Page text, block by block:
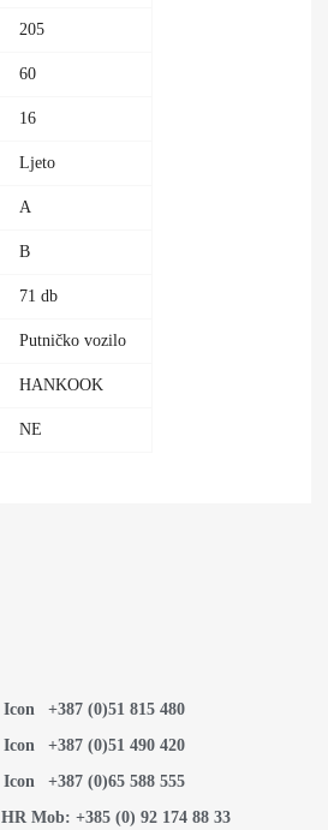
205
60
16
Ljeto
A
B
71 db
Putničko vozilo
HANKOOK
NE
+387 (0)51 815 480
+387 (0)51 490 420
+387 (0)65 588 555
HR Mob: +385 (0) 92 174 88 33